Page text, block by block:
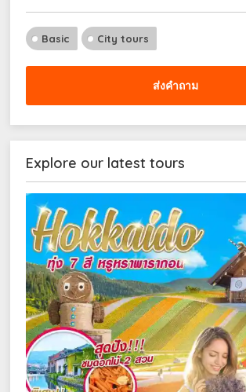
Basic City tours
ส่งคำถาม
Explore our latest tours